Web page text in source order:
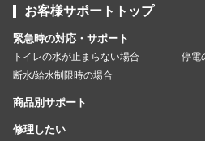
お客様サポートトップ
緊急時の対応・サポート
トイレの水が止まらない場合
停電
断水/給水制限時の場合
商品別サポート
修理したい